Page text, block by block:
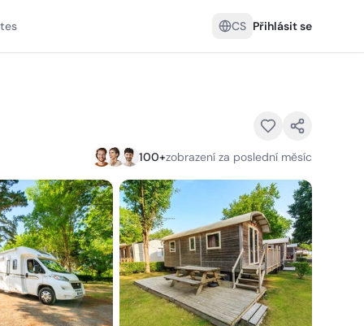
CS Přihlásit se
100+zobrazení za poslední měsíc